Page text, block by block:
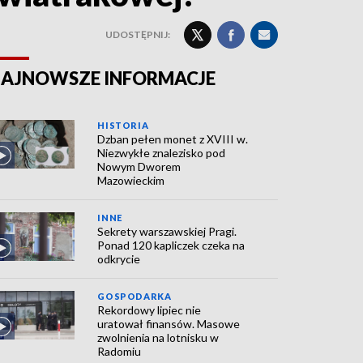
UDOSTĘPNIJ:
INFORMACJE
HISTORIA
Dzban pełen monet z XVIII w.
Niezwykłe znalezisko pod
Nowym Dworem
Mazowieckim
INNE
Sekrety warszawskiej Pragi.
Ponad 120 kapliczek czeka na
odkrycie
GOSPODARKA
Rekordowy lipiec nie
uratował finansów. Masowe
zwolnienia na lotnisku w
Radomiu